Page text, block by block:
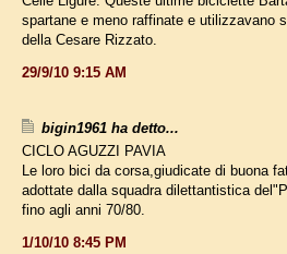
spartane e meno raffinate e utilizzavano
della Cesare Rizzato.
29/9/10 9:15 AM
bigin1961 ha detto...
CICLO AGUZZI PAVIA
Le loro bici da corsa,giudicate di buona
adottate dalla squadra dilettantistica
fino agli anni 70/80.
1/10/10 8:45 PM